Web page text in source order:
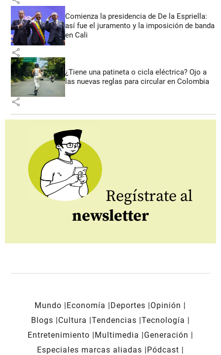
Comienza la presidencia de De la Espriella:
así fue el juramento y la imposición de banda
en Cali
share
¿Tiene una patineta o cicla eléctrica? Ojo a
las nuevas reglas para circular en Colombia
share
Regístrate al
newsletter
Mundo Economía Deportes
Opinión
Blogs
Cultura Tendencias Tecnología
Entretenimiento
Multimedia
Generación
Especiales marcas aliadas
Pódcast